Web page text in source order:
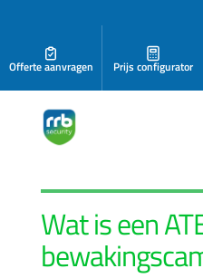
Offerte aanvragen Prijs configurator
Wat is een